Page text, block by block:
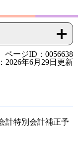
ページID：0056638
2026年6月29日更新
計特別会計補正予